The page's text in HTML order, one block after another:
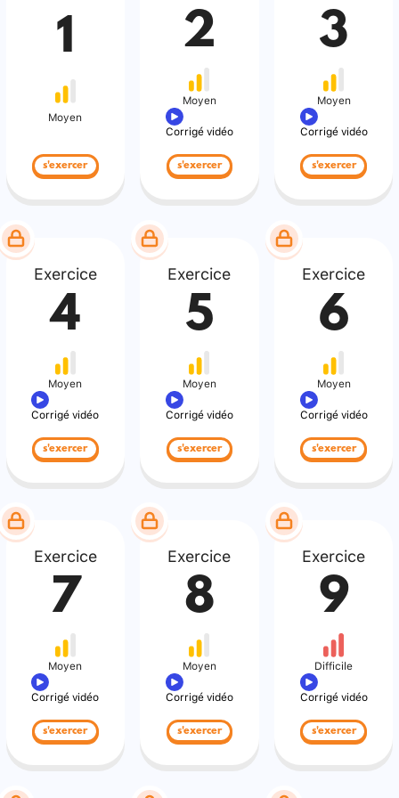
1
Moyen
s'exercer
2
Moyen
Corrigé vidéo
s'exercer
3
Moyen
Corrigé vidéo
s'exercer
Exercice
4
Moyen
Corrigé vidéo
s'exercer
Exercice
5
Moyen
Corrigé vidéo
s'exercer
Exercice
6
Moyen
Corrigé vidéo
s'exercer
Exercice
7
Moyen
Corrigé vidéo
s'exercer
Exercice
8
Moyen
Corrigé vidéo
s'exercer
Exercice
9
Difficile
Corrigé vidéo
s'exercer